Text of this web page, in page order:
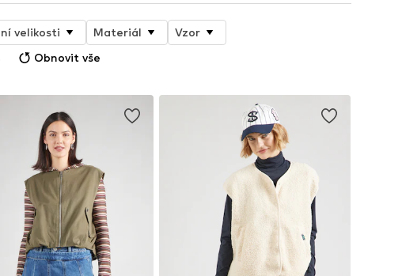
velikosti Materiál
Vzor
Obnovit vše